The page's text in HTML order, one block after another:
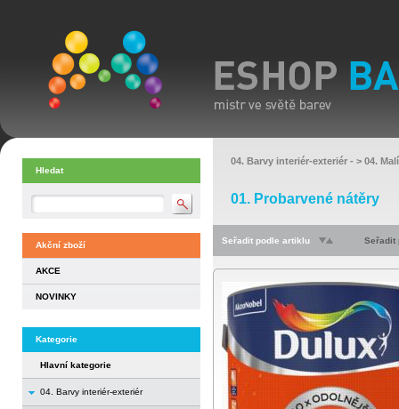
Hledat
Akční zboží
AKCE
NOVINKY
Kategorie
Hlavní kategorie
04. Barvy interiér-exteriér
04. Barvy interiér-exteriér - > 04.
01. Probarvené nátěry
Seřadit podle artiklu Seřadit